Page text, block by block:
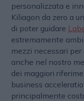
personalizzata e
Kiliagon da zero a
di poter guidare
estremamente
mezzi necessari
anche nel nostro
dei maggiori
business
principalmente